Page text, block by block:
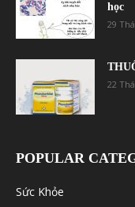
học
29
22
POPULAR
Sức Khỏe